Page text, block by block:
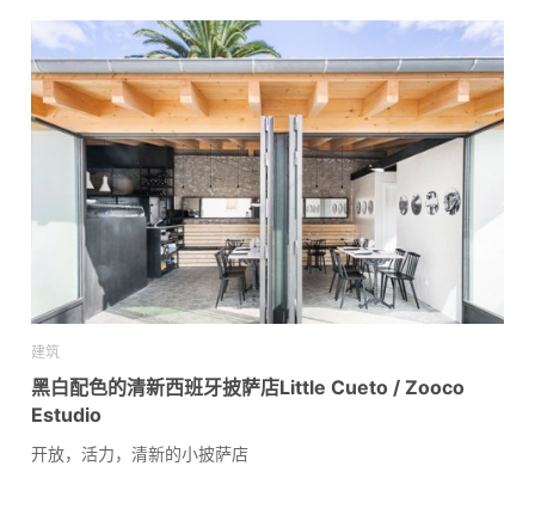
建筑
黑白配色的清新西班牙披萨店Little Cueto / Zooco
Estudio
开放，活力，清新的小披萨店